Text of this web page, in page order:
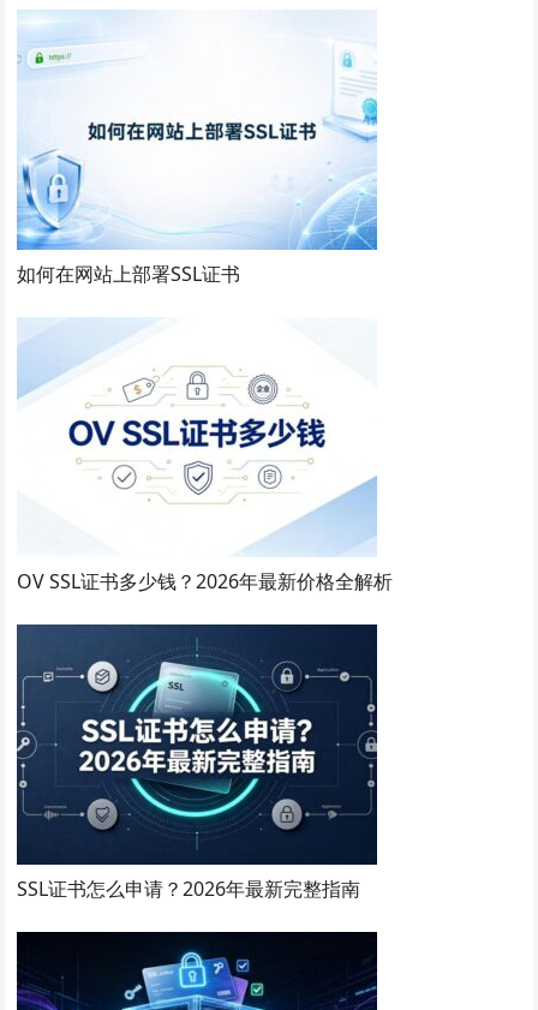
如何在网站上部署SSL证书
OV SSL证书多少钱？2026年最新价格全解析
SSL证书怎么申请？2026年最新完整指南